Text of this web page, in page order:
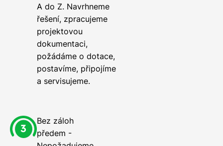
A do Z. Navrhneme
řešení, zpracujeme
projektovou
dokumentaci,
požádáme o dotace,
postavíme, připojíme
a servisujeme.
Bez záloh
předem -